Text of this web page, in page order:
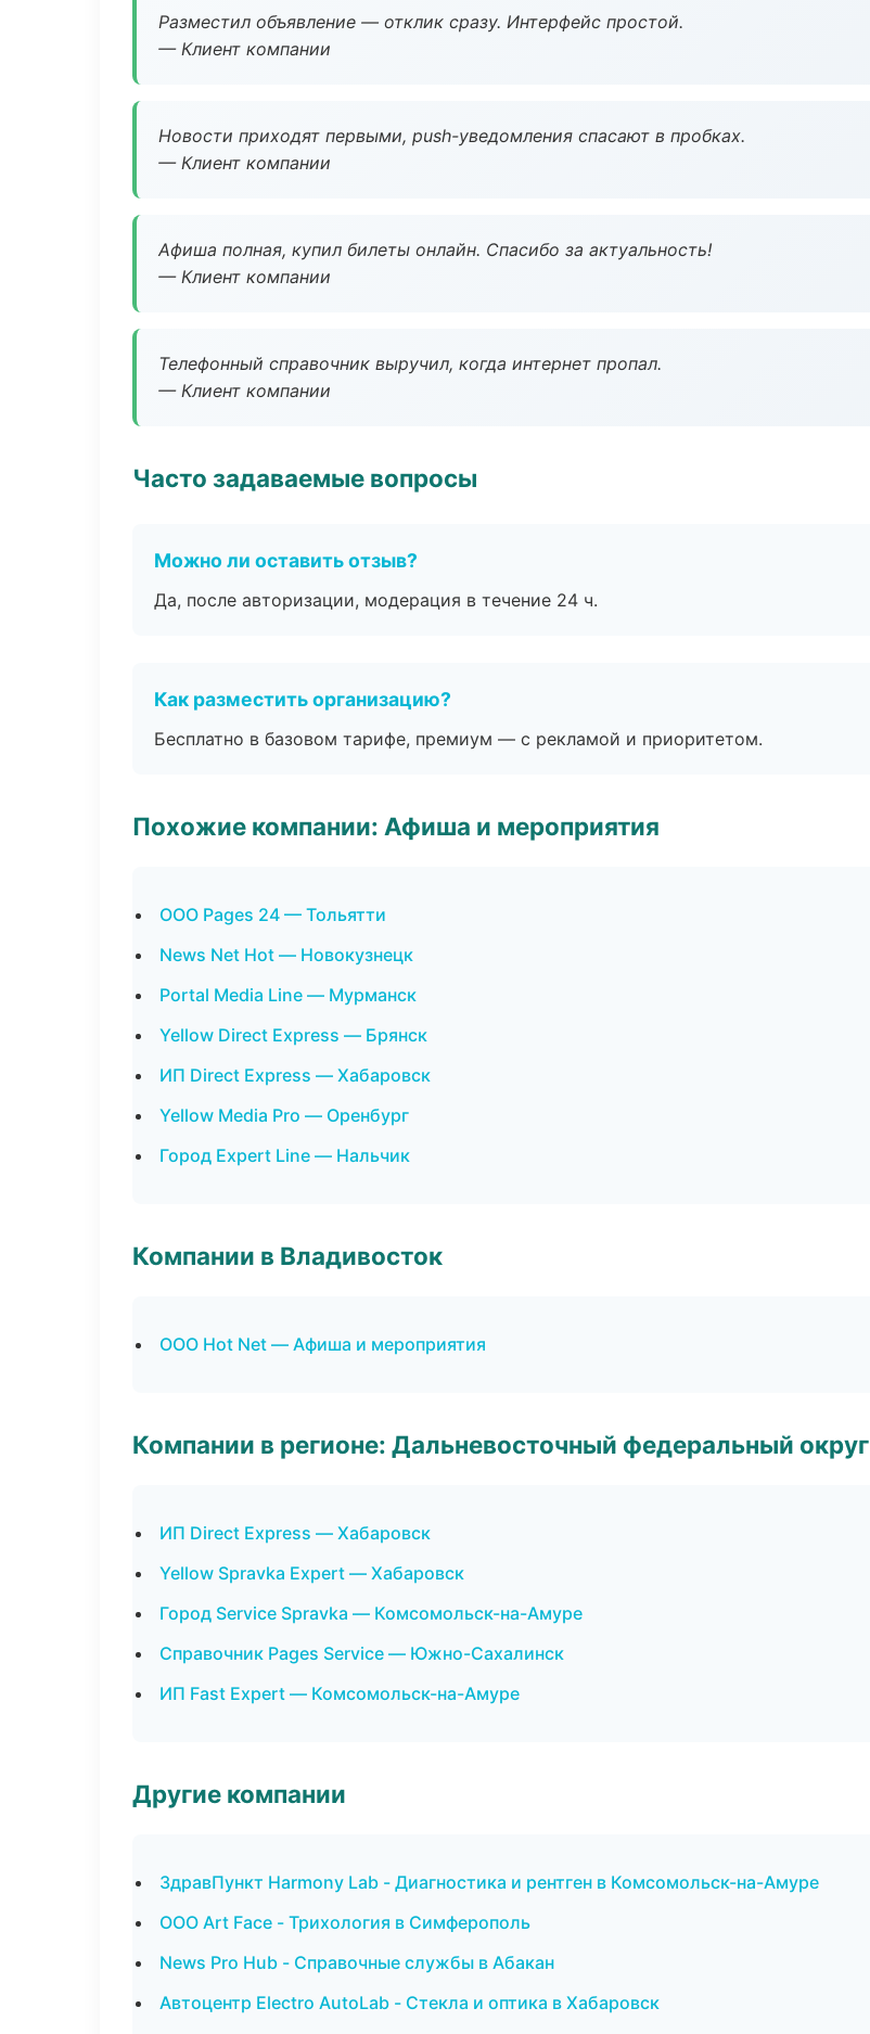
Разместил объявление — отклик сразу. Интерфейс простой.
— Клиент компании
Новости приходят первыми, push-уведомления спасают в пробках.
— Клиент компании
Афиша полная, купил билеты онлайн. Спасибо за актуальность!
— Клиент компании
Телефонный справочник выручил, когда интернет пропал.
— Клиент компании
Часто задаваемые вопросы
Можно ли оставить отзыв?
Да, после авторизации, модерация в течение 24 ч.
Как разместить организацию?
Бесплатно в базовом тарифе, премиум — с рекламой и приоритетом.
Похожие компании: Афиша и мероприятия
ООО Pages 24 — Тольятти
News Net Hot — Новокузнецк
Portal Media Line — Мурманск
Yellow Direct Express — Брянск
ИП Direct Express — Хабаровск
Yellow Media Pro — Оренбург
Город Expert Line — Нальчик
Компании в Владивосток
ООО Hot Net — Афиша и мероприятия
Компании в регионе: Дальневосточный федеральный округ
ИП Direct Express — Хабаровск
Yellow Spravka Expert — Хабаровск
Город Service Spravka — Комсомольск-на-Амуре
Справочник Pages Service — Южно-Сахалинск
ИП Fast Expert — Комсомольск-на-Амуре
Другие компании
ЗдравПункт Harmony Lab - Диагностика и рентген в Комсомольск-на-Амуре
ООО Art Face - Трихология в Симферополь
News Pro Hub - Справочные службы в Абакан
Автоцентр Electro AutoLab - Стекла и оптика в Хабаровск